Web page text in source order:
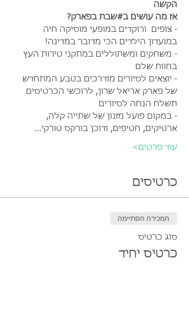
הקשה
אז מה עושים ב#שבת בפארק?
- צופים  ורוקדים במופעי מוסיקה חיה
במועדון הילדים הכי מדובר במדינה!
- משחקים ומשתוללים במתקני טירות העץ
בחוות שלם
- יוצאים לסיורים מודרכים בטבע המתחדש
של פארק אריאל שרון, לרוכשי הכרטיסים
תשלח הנחה לסיורים
- במקום פועל מזנון של שתייה קלה,
ארטיקים, חטיפים, ודוכן בורקס טורקי…
עוד פרטים>
כרטיסים
המכירה הסתיימה
סוג כרטיס
כרטיס יחיד